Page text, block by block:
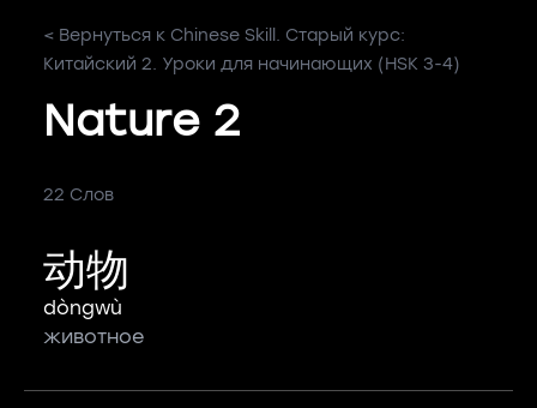
< Вернуться к Chinese Skill. Старый курс:
Китайский 2. Уроки для начинающих (HSK 3-4)
Nature 2
22 Слов
动物
dòngwù
животное